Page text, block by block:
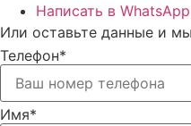
Написать в WhatsApp
Или оставьте данные и
Телефон*
Имя*